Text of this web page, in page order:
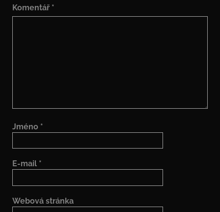
Komentář *
Jméno *
E-mail *
Webová stránka